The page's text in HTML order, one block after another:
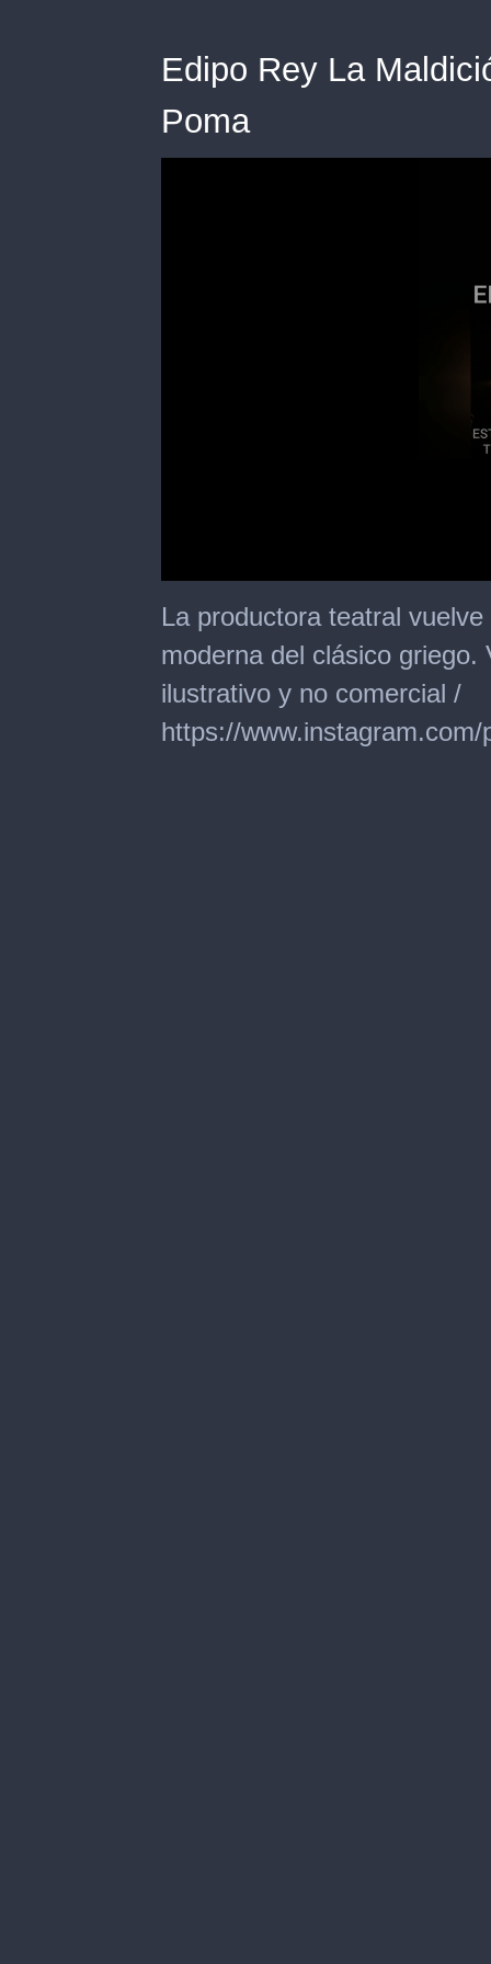
Edipo Rey La
Poma
seconds
of
seconds
La productora teatral
moderna del clásico
ilustrativo y no comercial /
https://